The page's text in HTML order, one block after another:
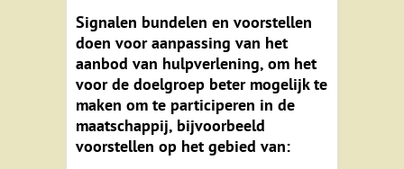
Signalen bundelen en voorstellen
doen voor aanpassing van het
aanbod van hulpverlening, om het
voor de doelgroep beter mogelijk te
maken om te participeren in de
maatschappij, bijvoorbeeld
voorstellen op het gebied van: